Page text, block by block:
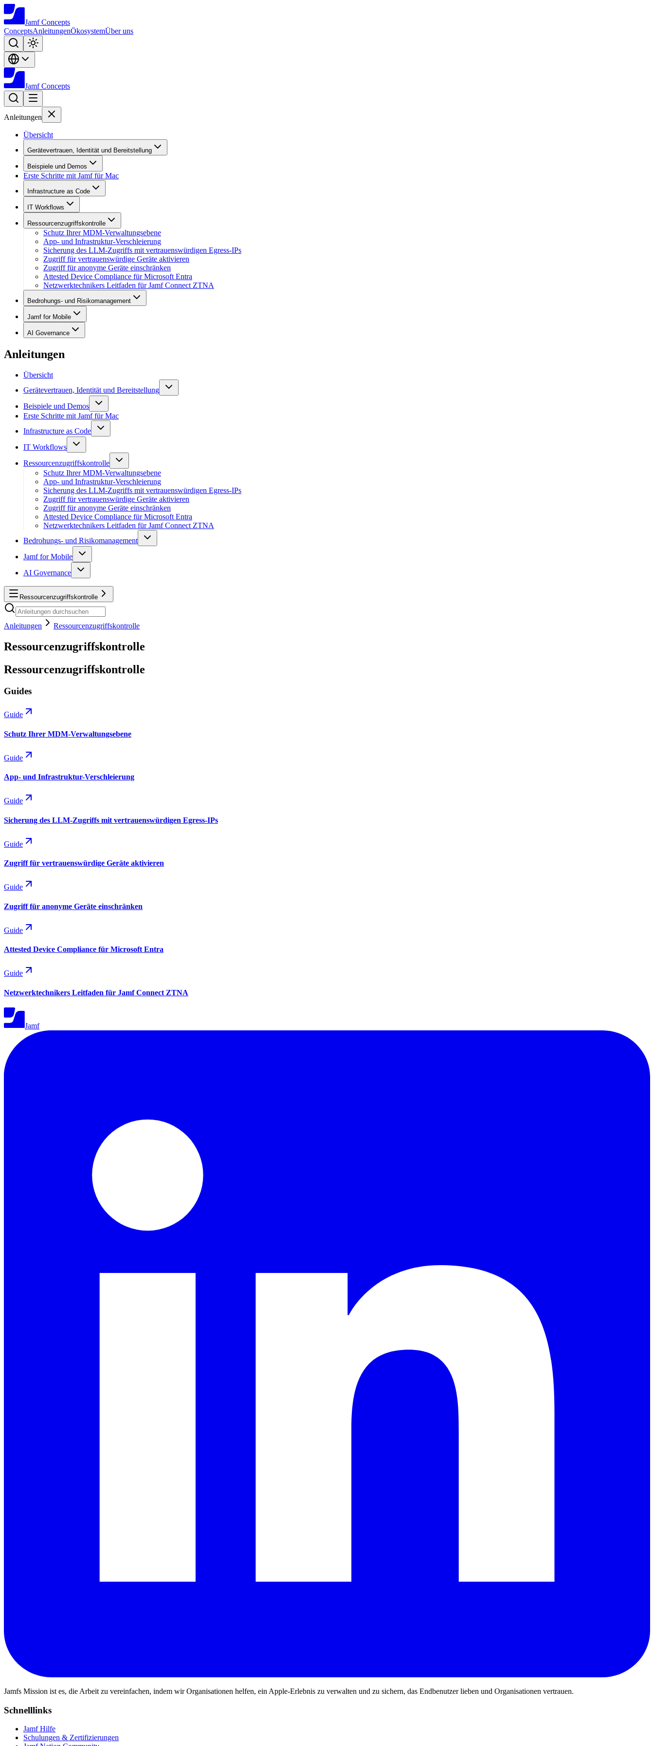
Jamf Concepts
ConceptsAnleitungenÖkosystemÜber uns
Jamf Concepts
Anleitungen
Übersicht
Gerätevertrauen, Identität und Bereitstellung
Beispiele und Demos
Erste Schritte mit Jamf für Mac
Infrastructure as Code
IT Workflows
Ressourcenzugriffskontrolle
Schutz Ihrer MDM-Verwaltungsebene
App- und Infrastruktur-Verschleierung
Sicherung des LLM-Zugriffs mit vertrauenswürdigen Egress-IPs
Zugriff für vertrauenswürdige Geräte aktivieren
Zugriff für anonyme Geräte einschränken
Attested Device Compliance für Microsoft Entra
Netzwerktechnikers Leitfaden für Jamf Connect ZTNA
Bedrohungs- und Risikomanagement
Jamf for Mobile
AI Governance
Anleitungen
Übersicht
Gerätevertrauen, Identität und Bereitstellung
Beispiele und Demos
Erste Schritte mit Jamf für Mac
Infrastructure as Code
IT Workflows
Ressourcenzugriffskontrolle
Schutz Ihrer MDM-Verwaltungsebene
App- und Infrastruktur-Verschleierung
Sicherung des LLM-Zugriffs mit vertrauenswürdigen Egress-IPs
Zugriff für vertrauenswürdige Geräte aktivieren
Zugriff für anonyme Geräte einschränken
Attested Device Compliance für Microsoft Entra
Netzwerktechnikers Leitfaden für Jamf Connect ZTNA
Bedrohungs- und Risikomanagement
Jamf for Mobile
AI Governance
Ressourcenzugriffskontrolle
Anleitungen Ressourcenzugriffskontrolle
Ressourcenzugriffskontrolle
Ressourcenzugriffskontrolle
Guides
Guide
Schutz Ihrer MDM-Verwaltungsebene
Guide
App- und Infrastruktur-Verschleierung
Guide
Sicherung des LLM-Zugriffs mit vertrauenswürdigen Egress-IPs
Guide
Zugriff für vertrauenswürdige Geräte aktivieren
Guide
Zugriff für anonyme Geräte einschränken
Guide
Attested Device Compliance für Microsoft Entra
Guide
Netzwerktechnikers Leitfaden für Jamf Connect ZTNA
Jamf
Jamfs Mission ist es, die Arbeit zu vereinfachen, indem wir Organisationen helfen, ein Apple-Erlebnis zu verwalten und zu sichern, das Endbenutzer lieben und Organisationen vertrauen.
Schnelllinks
Jamf Hilfe
Schulungen & Zertifizierungen